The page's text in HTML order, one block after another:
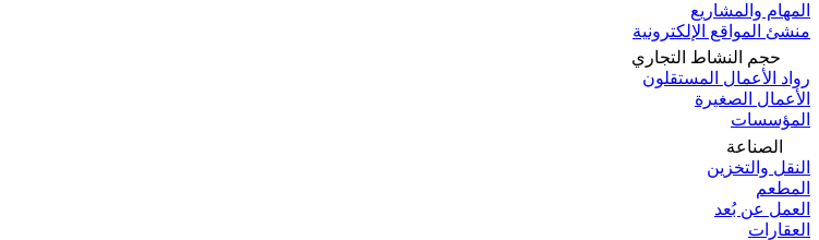
المهام والمشاريع
منشئ المواقع الإلكترونية
حجم النشاط التجاري
رواد الأعمال المستقلون
الأعمال الصغيرة
المؤسسات
الصناعة
النقل والتخزين
المطعم
العمل عن بُعد
العقارات